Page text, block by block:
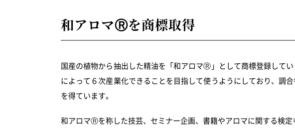
和アロマⓇを商標取得
国産の植物から抽出した精油を「和アロマⓇ」として商標登録して
によって６次産業化できることを目指して使うようにしており、調
を得ています。
和アロマⓇを称した技芸、セミナー企画、書籍やアロマに関する検定